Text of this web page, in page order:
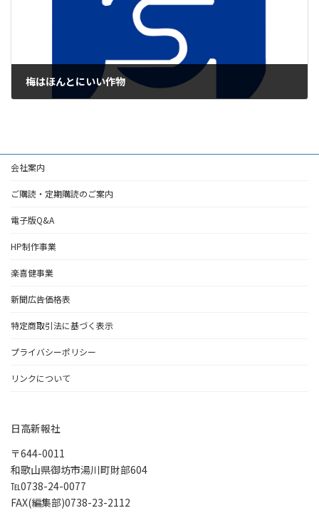
梅はほんとにいい作物
会社案内
ご購読・定期購読のご案内
電子版Q&A
HP制作事業
楽喜健事業
新聞広告価格表
特定商取引法に基づく表示
プライバシーポリシー
リンクについて
日高新報社
〒644-0011
和歌山県御坊市湯川町財部604
℡0738-24-0077
FAX(編集部)0738-23-2112